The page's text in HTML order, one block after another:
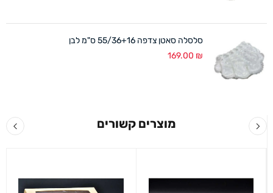
סלסלה סאטן צדפה 55/36+16 ס"מ לבן
169.00 ₪
מוצרים קשורים